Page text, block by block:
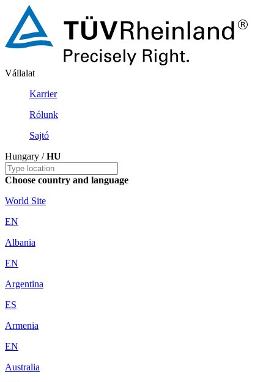
Vállalat
Karrier
Rólunk
Sajtó
Hungary /HU
Choose country and language
World Site
EN
Albania
EN
Argentina
ES
Armenia
EN
Australia